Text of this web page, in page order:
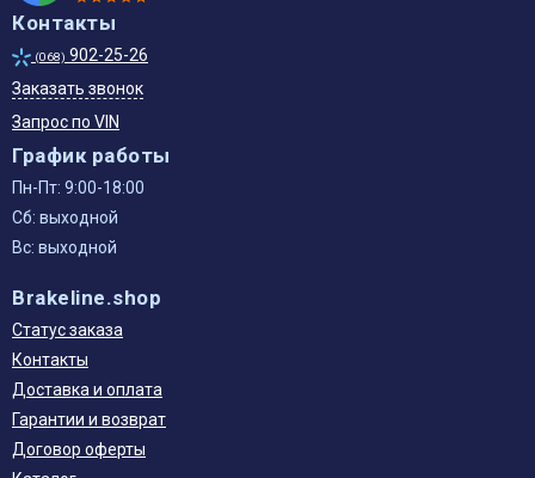
Контакты
(068) 902-25-26
Заказать звонок
Запрос по VIN
График работы
Пн-Пт: 9:00-18:00
Сб: выходной
Вс: выходной
Brakeline.shop
Статус заказа
Контакты
Доставка и оплата
Гарантии и возврат
Договор оферты